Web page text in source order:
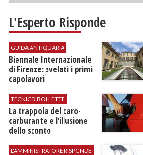
L'Esperto Risponde
GUIDA ANTIQUARIA
Biennale Internazionale
di Firenze: svelati i primi
capolavori
TECNICO BOLLETTE
​La trappola del caro-
carburante e l’illusione
dello sconto
L'AMMINISTRATORE RISPONDE